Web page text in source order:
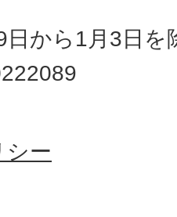
日から1月3日を
シー